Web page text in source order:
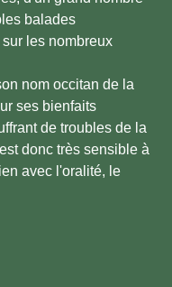
balades
les nombreux
nom occitan de la
ses bienfaits
de troubles de la
donc très sensible à
avec l'oralité, le